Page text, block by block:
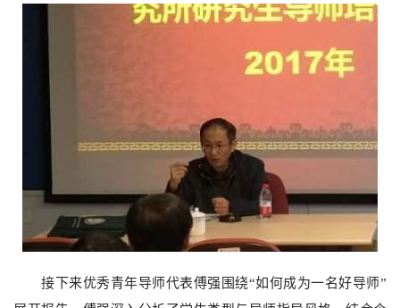
接下来优秀青年导师代表傅强围绕“如何成为一名好导师”